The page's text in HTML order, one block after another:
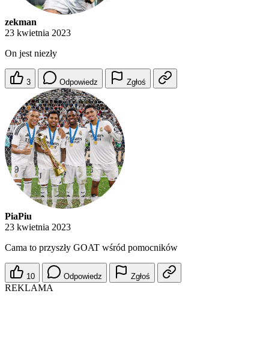
zekman
23 kwietnia 2023
On jest niezły
3 Odpowiedz Zgłoś
PiaPiu
23 kwietnia 2023
Cama to przyszły GOAT wśród pomocników
10 Odpowiedz Zgłoś
REKLAMA